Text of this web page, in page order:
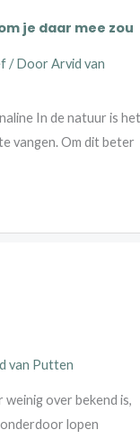
je daar mee zou
/ DoorArvid van
In de natuur is het
vangen. Om dit beter
van Putten
over bekend is,
lopen